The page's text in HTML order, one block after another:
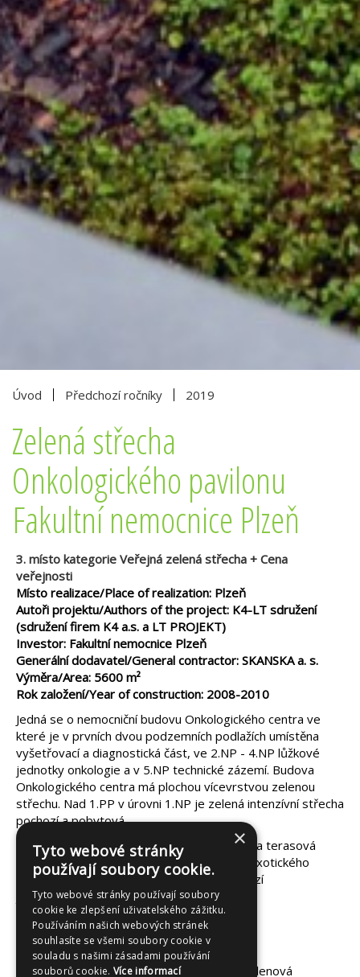
Úvod Předchozí ročníky 2019
Zelená střecha
Onkologického pavilonu
Fakultní nemocnice Plzeň
3. místo kategorie Veřejná zelená střecha + Cena
veřejnosti
Místo realizace/Place of realization: Plzeň
Autoři projektu/Authors of the project: K4-LT sdružení
(sdružení firem K4 a.s. a LT PROJEKT)
Investor: Fakultní nemocnice Plzeň
Generální dodavatel/General contractor: SKANSKA a. s.
Výměra/Area: 5600 m²
Rok založení/Year of construction: 2008-2010
Jedná se o nemocniční budovu Onkologického centra ve
které je v prvních dvou podzemních podlažích umístěna
vyšetřovací a diagnostická část, ve 2.NP - 4.NP lůžkové
jednotky onkologie a v 5.NP technické zázemí. Budova
Onkologického centra má plochou vícevrstvou zelenou
střechu. Nad 1.PP v úrovni 1.NP je zelená intenzívní střecha
pochozí a pobytová.
Nad 1.PP nad konferenčním sálem je střecha terasová
pochozí a pobytová s dřevěným roštem z exotického
dřeva. Nad 4.NP a 5.NP je střecha nepochozí
jednoplášťová.
Technické parametry:
ochranná vrstva izolace - polypropylenová
×
Tyto webové stránky
používají soubory cookie.
Tyto webové stránky používají soubory
cookie ke zlepšení uživatelského zážitku.
Používáním našich webových stránek
souhlasíte se všemi soubory cookie v
souladu s našimi zásadami používání
souborů cookie. Více informací